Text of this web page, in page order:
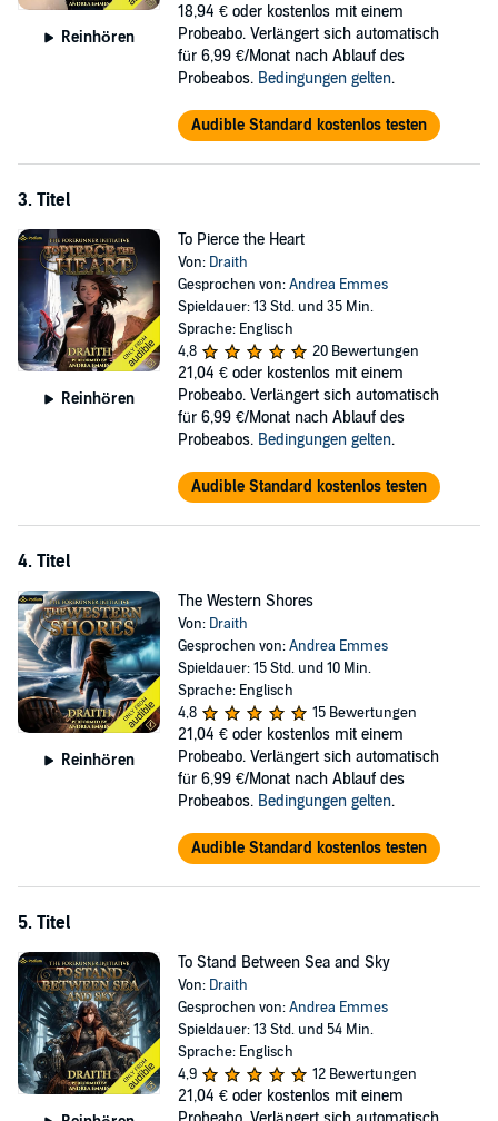
Reinhören
18,94 € oder kostenlos mit einem
Probeabo. Verlängert sich automatisch
für 6,99 €/Monat nach Ablauf des
Probeabos. Bedingungen gelten.
Audible Standard kostenlos testen
3. Titel
Reinhören
To Pierce the Heart
Von: Draith
Gesprochen von:Andrea Emmes
Spieldauer: 13 Std. und 35 Min.
Sprache: Englisch
4,8
20 Bewertungen
21,04 € oder kostenlos mit einem
Probeabo. Verlängert sich automatisch
für 6,99 €/Monat nach Ablauf des
Probeabos. Bedingungen gelten.
Audible Standard kostenlos testen
4. Titel
Reinhören
The Western Shores
Von: Draith
Gesprochen von:Andrea Emmes
Spieldauer: 15 Std. und 10 Min.
Sprache: Englisch
4,8
15 Bewertungen
21,04 € oder kostenlos mit einem
Probeabo. Verlängert sich automatisch
für 6,99 €/Monat nach Ablauf des
Probeabos. Bedingungen gelten.
Audible Standard kostenlos testen
5. Titel
To Stand Between Sea and Sky
Von: Draith
Gesprochen von:Andrea Emmes
Spieldauer: 13 Std. und 54 Min.
Sprache: Englisch
4,9
12 Bewertungen
21,04 € oder kostenlos mit einem